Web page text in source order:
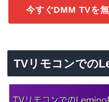
今すぐDMM TVを
TVリモコンでの